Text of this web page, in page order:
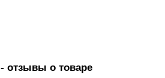
- отзывы о товаре